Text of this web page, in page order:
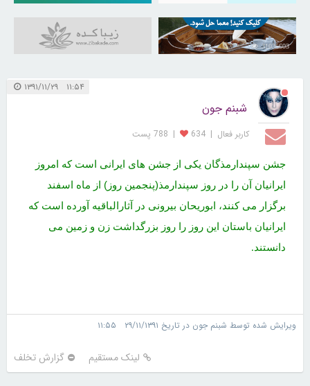
31035603
۱۱:۵۴ ۱۳۹۱/۱۱/۲۹
شبنم جون
کاربر فعال |
634
| 788 پست
جشن سپندارمذگان یکی از جشن های ایرانی است که امروز
ایرانیان آن را در روز سپندارمذ(پنجمین روز) از ماه اسفند
برگزار می کنند، ابوریحان بیرونی در آثارالباقیه آورده است که
ایرانیان باستان این روز را روز بزرگداشت زن و زمین می
دانستند.
ویرایش شده توسط شبنم جون در تاریخ ۲۹/۱۱/۱۳۹۱ ۱۱:۵۵
لینک مستقیم گزارش تخلف